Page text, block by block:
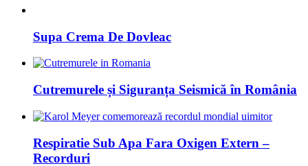
Supa Crema De Dovleac
Cutremurele și Siguranța Seismică în România
Respiratie Sub Apa Fara Oxigen Extern –
Recorduri